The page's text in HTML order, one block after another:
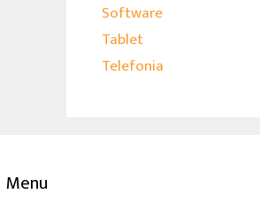
Software
Tablet
Telefonia
Menu